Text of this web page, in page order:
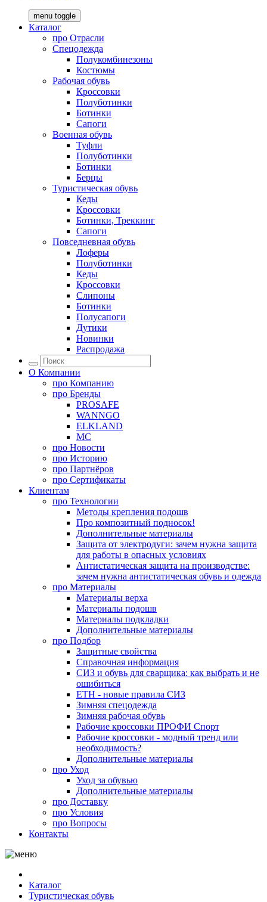
menu toggle
Каталог
про Отрасли
Спецодежда
Полукомбинезоны
Костюмы
Рабочая обувь
Кроссовки
Полуботинки
Ботинки
Сапоги
Военная обувь
Туфли
Полуботинки
Ботинки
Берцы
Туристическая обувь
Кеды
Кроссовки
Ботинки, Треккинг
Сапоги
Повседневная обувь
Лоферы
Полуботинки
Кеды
Кроссовки
Слипоны
Ботинки
Полусапоги
Дутики
Новинки
Распродажа
О Компании
про Компанию
про Бренды
PROSAFE
WANNGO
ELKLAND
MC
про Новости
про Историю
про Партнёров
про Сертификаты
Клиентам
про Технологии
Методы крепления подошв
Про композитный подносок!
Дополнительные материалы
Защита от электродуги: зачем нужна защита
для работы в опасных условиях
Антистатическая защита на производстве:
зачем нужна антистатическая обувь и одежда
про Материалы
Материалы верха
Материалы подошв
Материалы подкладки
Дополнительные материалы
про Подбор
Защитные свойства
Справочная информация
СИЗ и обувь для сварщика: как выбрать и не
ошибиться
ЕТН - новые правила СИЗ
Зимняя спецодежда
Зимняя рабочая обувь
Рабочие кроссовки ПРОФИ Спорт
Рабочие кроссовки - модный тренд или
необходимость?
Дополнительные материалы
про Уход
Уход за обувью
Дополнительные материалы
про Доставку
про Условия
про Вопросы
Контакты
Каталог
Туристическая обувь